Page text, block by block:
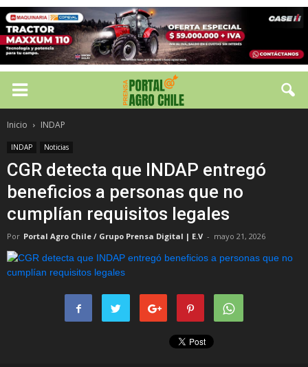
Inicio INDAP
INDAP Noticias
CGR detecta que INDAP entregó
beneficios a personas que no
cumplían requisitos legales
Por Portal Agro Chile / Grupo Prensa Digital | E.V - mayo 21, 2026